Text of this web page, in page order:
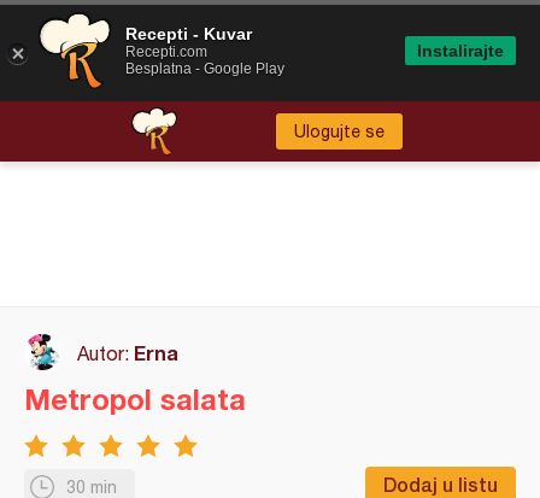
Ulogujte se
Autor: Erna
30 min Dodaj u listu
Metropol salata
Recepti - Kuvar
Recepti.com
Besplatna - Google Play
Instalirajte